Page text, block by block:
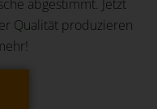
abgestimmt. Jetzt
Qualität produzieren